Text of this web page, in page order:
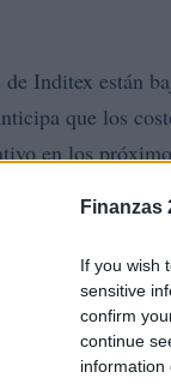
Finanzas
If you wish
sensitive
confirm
continue
information
Inditex están
que los
en los
empresa enfrenta
se haya